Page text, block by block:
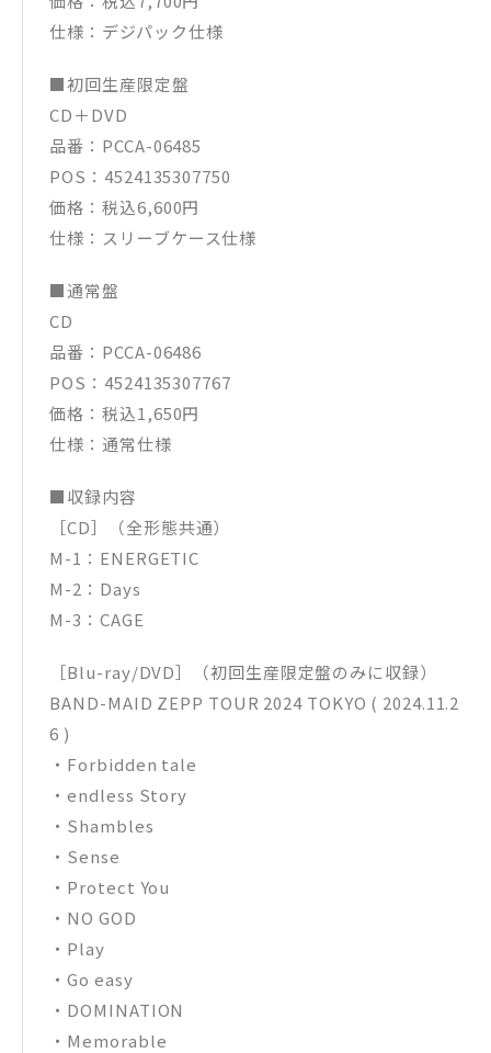
仕様：デジパック仕様
■初回生産限定盤
CD＋DVD
品番：PCCA-06485
POS：4524135307750
価格：税込6,600円
仕様：スリーブケース仕様
■通常盤
CD
品番：PCCA-06486
POS：4524135307767
価格：税込1,650円
仕様：通常仕様
■収録内容
［CD］（全形態共通）
M-1：ENERGETIC
M-2：Days
M-3：CAGE
［Blu-ray/DVD］（初回生産限定盤のみに収録）
BAND-MAID ZEPP TOUR 2024 TOKYO ( 2024.11.2
6 )
・Forbidden tale
・endless Story
・Shambles
・Sense
・Protect You
・NO GOD
・Play
・Go easy
・DOMINATION
・Memorable